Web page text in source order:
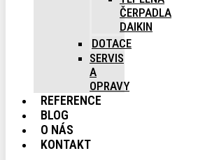
ČERPADLA
DAIKIN
DOTACE
SERVIS
A
OPRAVY
REFERENCE
BLOG
O NÁS
KONTAKT